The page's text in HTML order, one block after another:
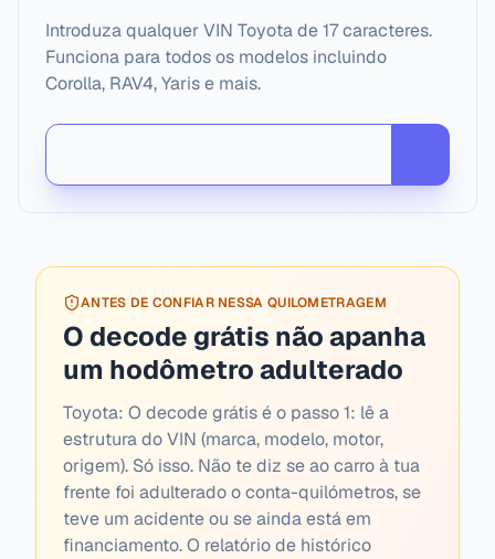
Introduza qualquer VIN Toyota de 17 caracteres.
Funciona para todos os modelos incluindo
Corolla, RAV4, Yaris e mais.
ANTES DE CONFIAR NESSA QUILOMETRAGEM
O decode grátis não apanha
um hodômetro adulterado
Toyota: O decode grátis é o passo 1: lê a
estrutura do VIN (marca, modelo, motor,
origem). Só isso. Não te diz se ao carro à tua
frente foi adulterado o conta-quilómetros, se
teve um acidente ou se ainda está em
financiamento. O relatório de histórico